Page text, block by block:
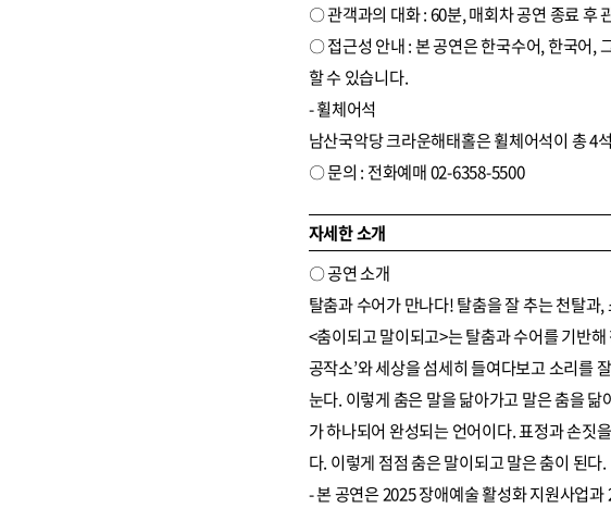
〇 관객과의 대화 : 60분, 매회차 공연 종료 후
〇 접근성 안내 : 본 공연은 한국수어, 한국어,
할 수 있습니다.
- 휠체어석
남산국악당 크라운해태홀은 휠체어석이 총 4
〇 문의 : 전화예매 02-6358-5500
자세한 소개
〇 공연 소개
탈춤과 수어가 만나다! 탈춤을 잘 추는 천탈과
<춤이되고 말이되고>는 탈춤과 수어를 기반
공작소’와 세상을 섬세히 들여다보고 소리를
눈다. 이렇게 춤은 말을 닮아가고 말은 춤을
가 하나되어 완성되는 언어이다. 표정과 손짓
다. 이렇게 점점 춤은 말이되고 말은 춤이 된다.
- 본 공연은 2025 장애예술 활성화 지원사업